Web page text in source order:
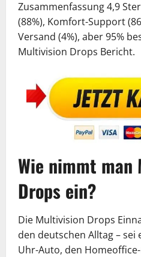
Zusammenfassung 4,9
(88%), Komfort-Support
Versand (4%), aber 95%
Multivision Drops Bericht.
Wie nimmt
Drops ein?
Die Multivision Drops
den deutschen Alltag –
Uhr-Auto, den